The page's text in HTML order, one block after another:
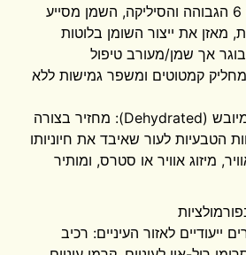
בזכות תכולת האומגה 6 הגבוהה והסיליקה, השמן מסייע
מאזן את ייצור השומן בלוטות
אך שמן/מעורב טיפול
מחליק קמטוטים ומשפר גמישות ללא
* החייאת עור עמום ומיובש (Dehydrated): מחזיר בצורה
הטבעיות לעור שאיבד את חיוניותו
מיזוג אוויר או סטרס, ומותיר
ייעודיים לאזור העיניים: רכיב